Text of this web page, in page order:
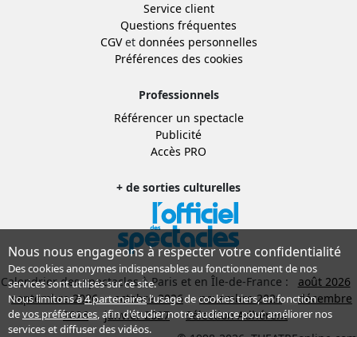
Service client
Questions fréquentes
CGVet données personnelles
Préférences des cookies
Professionnels
Référencer un spectacle
Publicité
Accès PRO
+ de sorties culturelles
Calendrier des spectacles à Paris et en Île-de-France :
août 2026
septembre 2026
octobre 2026 novembre 2026
décembre
2026
janvier 2027
Sélection Adhérent
Nous nous engageons à respecter votre confidentialité
Des cookies anonymes indispensables au fonctionnement de nos
services sont utilisés sur ce site.
Nous limitons à4 partenairesl’usage de cookies tiers, en fonction
devos préférences, afin d'étudier notre audience pour améliorer nos
services et diffuser des vidéos.